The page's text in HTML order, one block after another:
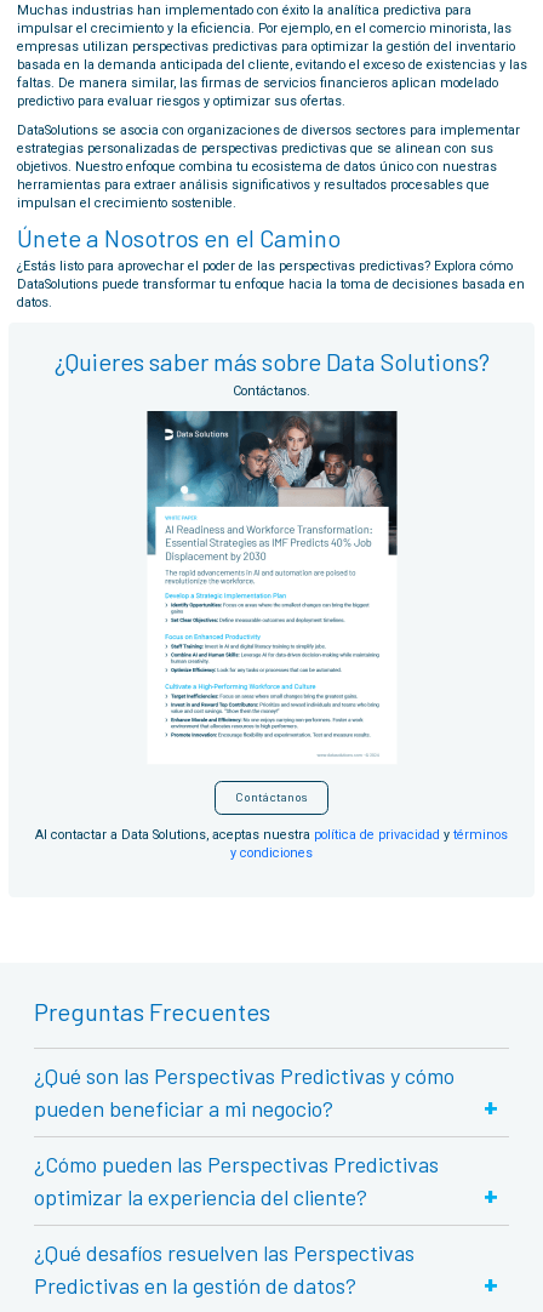
Muchas industrias han implementado con éxito la analítica predictiva para
impulsar el crecimiento y la eficiencia. Por ejemplo, en el comercio minorista, las
empresas utilizan perspectivas predictivas para optimizar la gestión del inventario
basada en la demanda anticipada del cliente, evitando el exceso de existencias y las
faltas. De manera similar, las firmas de servicios financieros aplican modelado
predictivo para evaluar riesgos y optimizar sus ofertas.
DataSolutions se asocia con organizaciones de diversos sectores para implementar
estrategias personalizadas de perspectivas predictivas que se alinean con sus
objetivos. Nuestro enfoque combina tu ecosistema de datos único con nuestras
herramientas para extraer análisis significativos y resultados procesables que
impulsan el crecimiento sostenible.
Únete a Nosotros en el Camino
¿Estás listo para aprovechar el poder de las perspectivas predictivas? Explora cómo
DataSolutions puede transformar tu enfoque hacia la toma de decisiones basada en
datos.
¿Quieres saber más sobre Data Solutions?
Contáctanos.
Contáctanos
Al contactar a Data Solutions, aceptas nuestra política de privacidad y términos
y condiciones
Preguntas Frecuentes
¿Qué son las Perspectivas Predictivas y cómo
pueden beneficiar a mi negocio?
+
¿Cómo pueden las Perspectivas Predictivas
optimizar la experiencia del cliente?
+
¿Qué desafíos resuelven las Perspectivas
Predictivas en la gestión de datos?
+